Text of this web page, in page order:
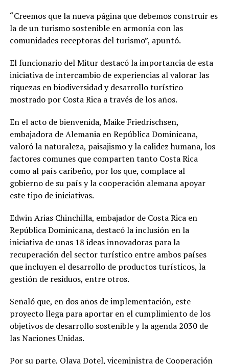
“Creemos que la nueva página que debemos construir es
la de un turismo sostenible en armonía con las
comunidades receptoras del turismo”, apuntó.
El funcionario del Mitur destacó la importancia de esta
iniciativa de intercambio de experiencias al valorar las
riquezas en biodiversidad y desarrollo turístico
mostrado por Costa Rica a través de los años.
En el acto de bienvenida, Maike Friedrischsen,
embajadora de Alemania en República Dominicana,
valoró la naturaleza, paisajismo y la calidez humana, los
factores comunes que comparten tanto Costa Rica
como al país caribeño, por los que, complace al
gobierno de su país y la cooperación alemana apoyar
este tipo de iniciativas.
Edwin Arias Chinchilla, embajador de Costa Rica en
República Dominicana, destacó la inclusión en la
iniciativa de unas 18 ideas innovadoras para la
recuperación del sector turístico entre ambos países
que incluyen el desarrollo de productos turísticos, la
gestión de residuos, entre otros.
Señaló que, en dos años de implementación, este
proyecto llega para aportar en el cumplimiento de los
objetivos de desarrollo sostenible y la agenda 2030 de
las Naciones Unidas.
Por su parte, Olaya Dotel, viceministra de Cooperación